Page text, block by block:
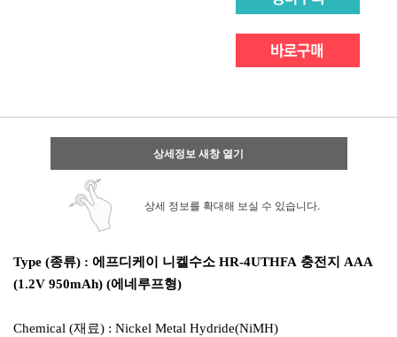
상세정보 새창 열기
상세 정보를 확대해 보실 수 있습니다.
Type (종류) : 에프디케이 니켈수소 HR-4UTHFA 충전지 AAA
(1.2V 950mAh) (에네루프형)
Chemical (재료) : Nickel Metal Hydride(NiMH)